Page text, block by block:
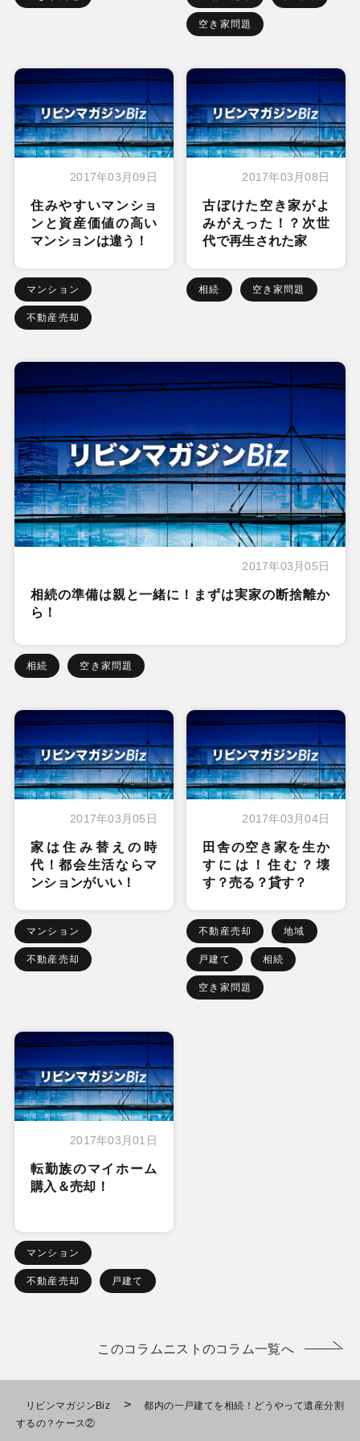
空き家問題
2017年03月09日
住みやすいマンショ
ンと資産価値の高い
マンションは違う！
マンション
不動産売却
2017年03月08日
古ぼけた空き家がよ
みがえった！？次世
代で再生された家
相続 空き家問題
2017年03月05日
相続の準備は親と一緒に！まずは実家の断捨離か
ら！
相続 空き家問題
2017年03月05日
家は住み替えの時
代！都会生活ならマ
ンションがいい！
マンション
不動産売却
2017年03月04日
田舎の空き家を生か
すには！住む？壊
す？売る？貸す？
不動産売却 地域
戸建て 相続
空き家問題
2017年03月01日
転勤族のマイホーム
購入＆売却！
マンション
不動産売却 戸建て
このコラムニストのコラム一覧へ
リビンマガジンBiz >
都内の一戸建てを相続！どうやって遺産分割
するの？ケース②